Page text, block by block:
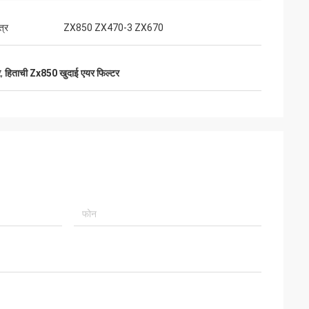
सुझाव देते हुए, मालZX850 ZX470-3 ZX670
,हिताची Zx850 खुदाई एयर फिल्टर